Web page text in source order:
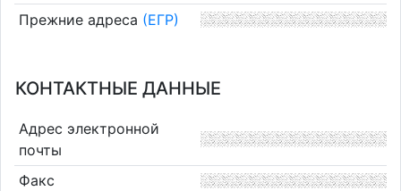
Прежние адреса (ЕГР)
КОНТАКТНЫЕ ДАННЫЕ
Адрес электронной
почты
Факс